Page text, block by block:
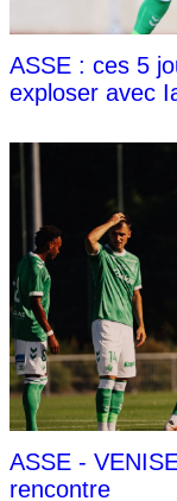
ASSE : ces 5
exploser avec
ASSE -
rencontre